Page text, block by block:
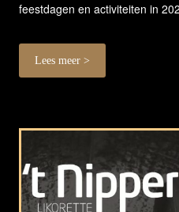
feestdagen en activiteiten in
Lees meer >